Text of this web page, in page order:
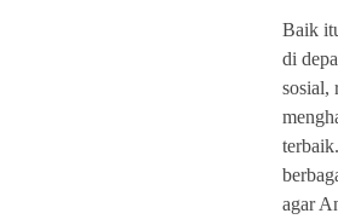
Baik
di
sosial,
agar